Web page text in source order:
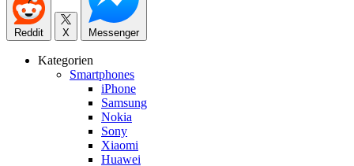
Reddit X Messenger
Kategorien
Smartphones
iPhone
Samsung
Nokia
Sony
Xiaomi
Huawei